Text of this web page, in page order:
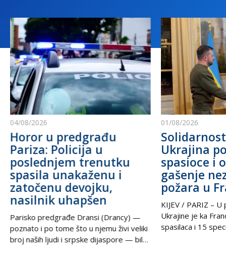
04/08/2026
Horor u predgrađu
Pariza: Policija u
poslednjem trenutku
spasila unakaženu i
zatočenu devojku,
nasilnik uhapšen
Parisko predgrađe Dransi (Drancy) —
poznato i po tome što u njemu živi veliki
broj naših ljudi i srpske dijaspore — bilo
01/08/2026
Ukrajina
spasioce i
gašenje
požara u
KIJEV / PARIZ –
Ukrajine je ka
spasilaca i 15